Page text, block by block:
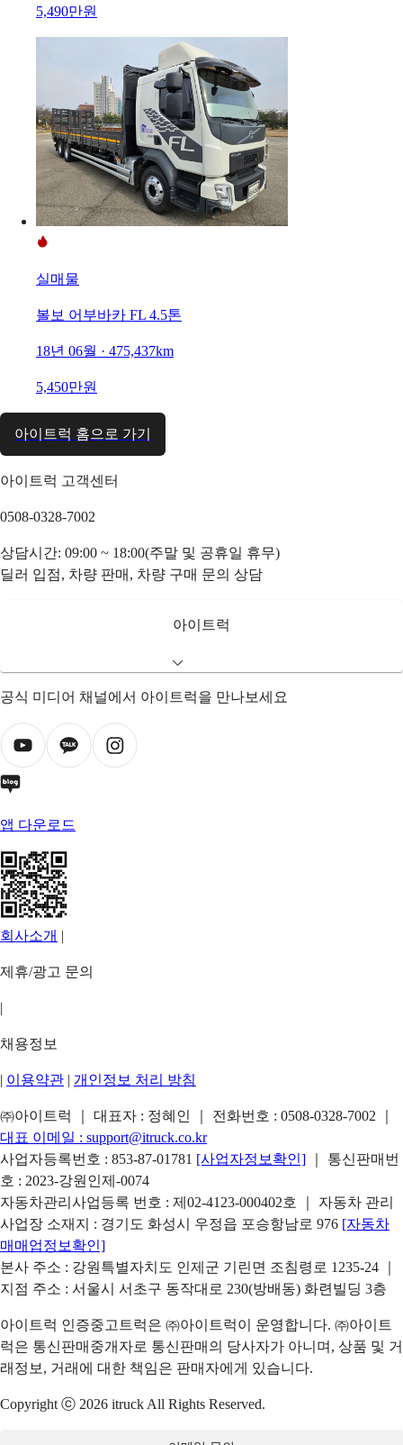
5,490만원
실매물
볼보 어부바카 FL 4.5톤
18년 06월 · 475,437km
5,450만원
아이트럭 홈으로 가기
아이트럭 고객센터
0508-0328-7002
상담시간: 09:00 ~ 18:00(주말 및 공휴일 휴무)
딜러 입점, 차량 판매, 차량 구매 문의 상담
아이트럭
공식 미디어 채널에서 아이트럭을 만나보세요
앱 다운로드
회사소개 |
제휴/광고 문의
|
채용정보
| 이용약관 | 개인정보 처리 방침
㈜아이트럭 ｜ 대표자 : 정혜인 ｜ 전화번호 : 0508-0328-7002
대표 이메일 : support@itruck.co.kr
사업자등록번호 : 853-87-01781 [사업자정보확인]
｜ 통신판매번
호 : 2023-강원인제-0074
자동차관리사업등록 번호 : 제02-4123-000402호 ｜ 자동차 관리
사업장 소재지 : 경기도 화성시 우정읍 포승항남로 976 [자동차
매매업정보확인]
본사 주소 : 강원특별자치도 인제군 기린면 조침령로 1235-24 ｜
지점 주소 : 서울시 서초구 동작대로 230(방배동) 화련빌딩 3층
아이트럭 인증중고트럭은 ㈜아이트럭이 운영합니다. ㈜아이트
럭은 통신판매중개자로 통신판매의 당사자가 아니며, 상품 및 거
래정보, 거래에 대한 책임은 판매자에게 있습니다.
Copyright ⓒ 2026 itruck All Rights Reserved.